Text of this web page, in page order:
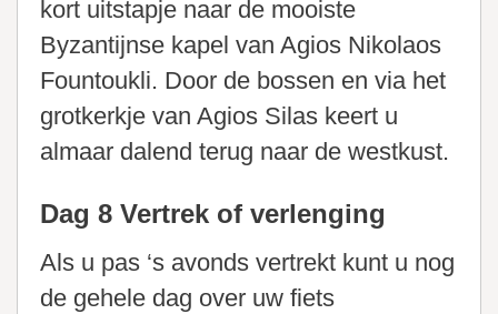
kort uitstapje naar de mooiste
Byzantijnse kapel van Agios Nikolaos
Fountoukli. Door de bossen en via het
grotkerkje van Agios Silas keert u
almaar dalend terug naar de westkust.
Dag 8 Vertrek of verlenging
Als u pas ‘s avonds vertrekt kunt u nog
de gehele dag over uw fiets